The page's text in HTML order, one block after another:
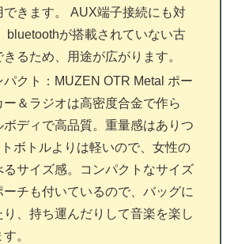
できます。 AUX端子接続にも対
bluetoothが搭載されていない古
るため、用途が広がります。
クト：MUZEN OTR Metal ポー
ー＆ラジオは高密度合金で作ら
ボディで高品質。重量感はありつ
ボトルよりは軽いので、女性の
サイズ感。コンパクトなサイズ
チも付いているので、バッグに
、持ち運んだりして音楽を楽し
。